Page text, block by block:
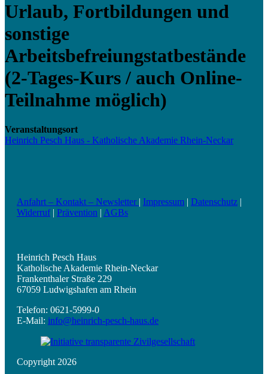
Urlaub, Fortbildungen und
sonstige
Arbeitsbefreiungstatbestände
(2-Tages-Kurs / auch Online-
Teilnahme möglich)
Veranstaltungsort
Heinrich Pesch Haus - Katholische Akademie Rhein-Neckar
Anfahrt – Kontakt – Newsletter | Impressum | Datenschutz |
Widerruf| Prävention | AGBs
Heinrich Pesch Haus
Katholische Akademie Rhein-Neckar
Frankenthaler Straße 229
67059 Ludwigshafen am Rhein
Telefon: 0621-5999-0
E-Mail: info@heinrich-pesch-haus.de
Copyright 2026